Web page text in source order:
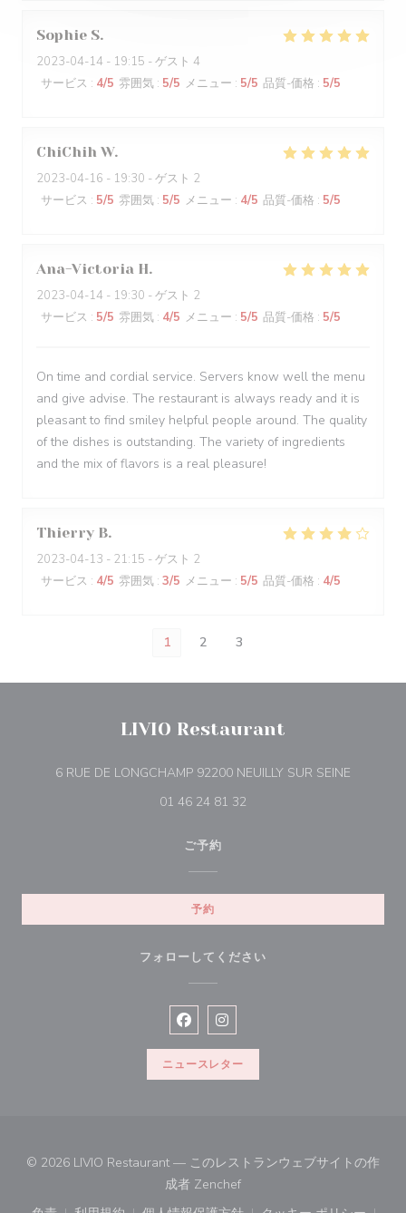
Sophie S
2023-04-14 - 19:15 - ゲスト 4
サービス : 4/5 雰囲気 : 5/5 メニュー : 5/5 品質-価格 : 5/5
ChiChih W
2023-04-16 - 19:30 - ゲスト 2
サービス : 5/5 雰囲気 : 5/5 メニュー : 4/5 品質-価格 : 5/5
Ana-Victoria H
2023-04-14 - 19:30 - ゲスト 2
サービス : 5/5 雰囲気 : 4/5 メニュー : 5/5 品質-価格 : 5/5
On time and cordial service. Servers know well the menu
and give advise. The restaurant is always ready and it is
pleasant to find smiley helpful people around. The quality
of the dishes is outstanding. The variety of ingredients
and the mix of flavors is a real pleasure!
Thierry B
2023-04-13 - 21:15 - ゲスト 2
サービス : 4/5 雰囲気 : 3/5 メニュー : 5/5 品質-価格 : 4/5
1 2 3
LIVIO Restaurant
6 RUE DE LONGCHAMP 92200 NEUILLY SUR SEINE
01 46 24 81 32
ご予約
予約
フォローしてください
Facebook ((新しいウィンドウで
Instagram ((新しいウィンド
ニュースレター
© 2026 LIVIO Restaurant — このレストランウェブサイトの作
成者 Zenchef((新しいウィンドウで開きま